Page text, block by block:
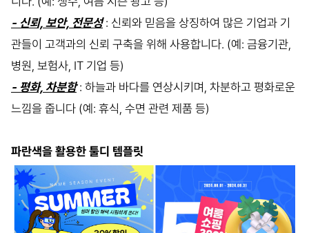
- 신뢰, 보안, 전문성: 신뢰와 믿음을 상징하여 많은 기업과 기
관들이 고객과의 신뢰 구축을 위해 사용합니다. (예: 금융기관,
병원, 보험사, IT 기업 등)
- 평화, 차분함: 하늘과 바다를 연상시키며, 차분하고 평화로운
느낌을 줍니다 (예: 휴식, 수면 관련 제품 등)
파란색을 활용한 툴디 템플릿